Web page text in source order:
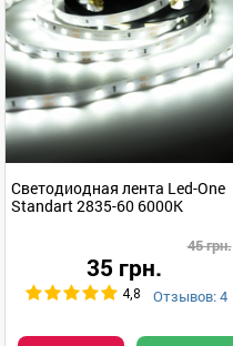
Светодиодная лента Led-One
Standart 2835-60 6000K
45 грн.
35 грн.
4,8 Отзывов: 4